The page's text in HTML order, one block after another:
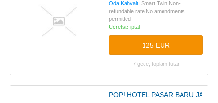
Oda Kahvaltı Smart Twin Non-
refundable rate No amendments
permitted
Ücretsiz iptal
125 EUR
7 gece, toplam tutar
POP! HOTEL PASAR BARU